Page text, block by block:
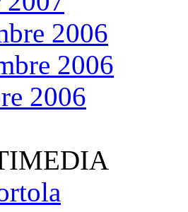
2006
2006
2006